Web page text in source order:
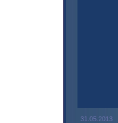
31.05.2013